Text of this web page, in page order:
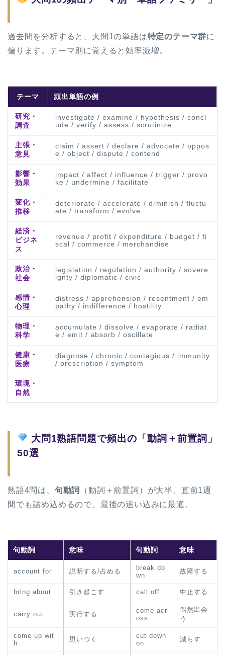
過去問を分析すると、大問1の単語は特定のテーマ群に
偏ります。テーマ別に覚えると効率激増。
テーマ 頻出単語の例
研究・
調査
investigate / examine / hypothesis / concl
ude / verify / assess / scrutinize
主張・
意見
claim / assert / declare / advocate / oppos
e / object / dispute / contend
影響・
効果
impact / affect / influence / trigger / provo
ke / undermine / facilitate
変化・
推移
deteriorate / accelerate / diminish / fluctu
ate / transform / evolve
経済・
ビジネ
ス
revenue / profit / expenditure / budget / fi
scal / commerce / merchandise
政治・
社会
legislation / regulation / authority / sovere
ignty / diplomatic / civic
感情・
心理
distress / apprehension / resentment / em
pathy / indifference / hostility
物理・
科学
accumulate / dissolve / evaporate / radiat
e / emit / absorb / oscillate
健康・
医療
diagnose / chronic / contagious / immunity
/ prescription / symptom
環境・
自然
大問1熟語問題で頻出の「動詞＋前置詞」
50選
熟語4問は、 句動詞
（動詞＋前置詞）が大半。直前1週
間でも詰め込めるので、最後の追い込みに最適。
句動詞 意味 句動詞 意味
account for 説明する/占める
break do
wn
故障する
bring about 引き起こす call off 中止する
carry out 実行する
come acr
oss
偶然出会
う
come up wit
h
思いつく
cut down
on
減らす